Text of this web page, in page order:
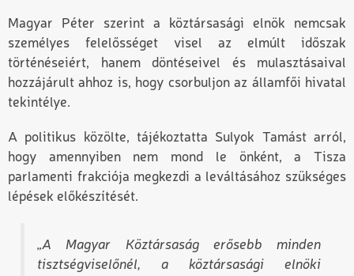
Magyar Péter szerint a köztársasági elnök nemcsak
személyes felelősséget visel az elmúlt időszak
történéseiért, hanem döntéseivel és mulasztásaival
hozzájárult ahhoz is, hogy csorbuljon az államfői hivatal
tekintélye.
A politikus közölte, tájékoztatta Sulyok Tamást arról,
hogy amennyiben nem mond le önként, a Tisza
parlamenti frakciója megkezdi a leváltásához szükséges
lépések előkészítését.
„A Magyar Köztársaság erősebb minden
tisztségviselőnél, a köztársasági elnöki